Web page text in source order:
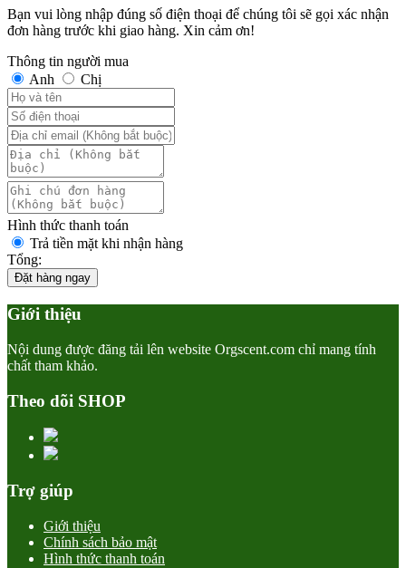
305.000 ₫.
Bạn vui lòng nhập đúng số điện thoại để chúng tôi sẽ gọi xác nhận
đơn hàng trước khi giao hàng. Xin cảm ơn!
Thông tin người mua
Anh
Chị
Hình thức thanh toán
Trả tiền mặt khi nhận hàng
Tổng:
Đặt hàng ngay
Giới thiệu
Nội dung được đăng tải lên website Orgscent.com chỉ mang tính
chất tham khảo.
Theo dõi SHOP
Trợ giúp
Giới thiệu
Chính sách bảo mật
Hình thức thanh toán